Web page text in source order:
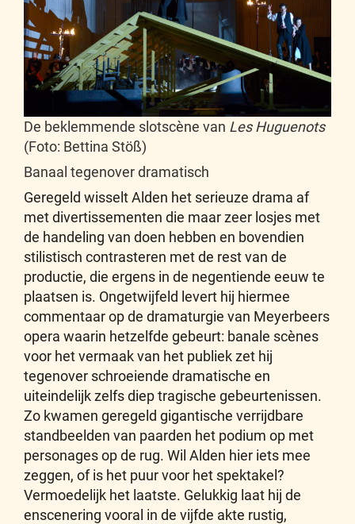
De beklemmende slotscène van Les Huguenots
(Foto: Bettina Stöß)
Banaal tegenover dramatisch
Geregeld wisselt Alden het serieuze drama af
met divertissementen die maar zeer losjes met
de handeling van doen hebben en bovendien
stilistisch contrasteren met de rest van de
productie, die ergens in de negentiende eeuw te
plaatsen is. Ongetwijfeld levert hij hiermee
commentaar op de dramaturgie van Meyerbeers
opera waarin hetzelfde gebeurt: banale scènes
voor het vermaak van het publiek zet hij
tegenover schroeiende dramatische en
uiteindelijk zelfs diep tragische gebeurtenissen.
Zo kwamen geregeld gigantische verrijdbare
standbeelden van paarden het podium op met
personages op de rug. Wil Alden hier iets mee
zeggen, of is het puur voor het spektakel?
Vermoedelijk het laatste. Gelukkig laat hij de
enscenering vooral in de vijfde akte rustig,